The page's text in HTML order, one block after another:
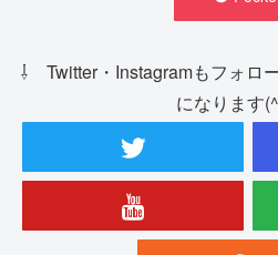
⇩ Twitter・Instagramもフォロ
になります